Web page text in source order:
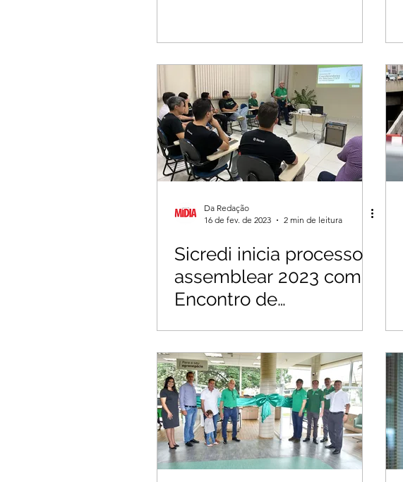
Da Redação
16 de fev. de 2023
2 min de leitura
Sicredi inicia processo
assemblear 2023 com
Encontro de
Gerais